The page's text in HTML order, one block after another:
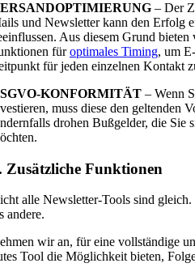
– Der
und Newsletter kann den Erfolg
Aus diesem Grund
füroptimales Timing, um
für jeden einzelnen Kontakt
KONFORMITÄT – Wenn
muss diese den geltenden
drohen Bußgelder, die Sie
Zusätzliche Funktionen
alle Newsletter-Tools sind
andere.
wir an, für eine vollständige
Tool die Möglichkeit bieten,